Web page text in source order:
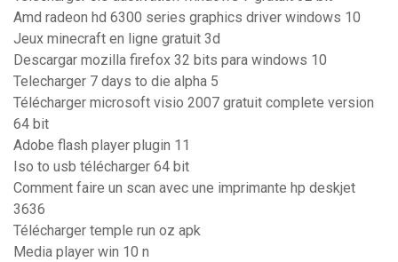
Amd radeon hd 6300 series graphics driver windows 10
Jeux minecraft en ligne gratuit 3d
Descargar mozilla firefox 32 bits para windows 10
Telecharger 7 days to die alpha 5
Télécharger microsoft visio 2007 gratuit complete version
64 bit
Adobe flash player plugin 11
Iso to usb télécharger 64 bit
Comment faire un scan avec une imprimante hp deskjet
3636
Télécharger temple run oz apk
Media player win 10 n